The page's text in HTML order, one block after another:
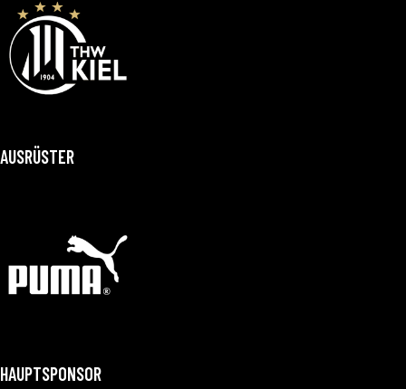
AUSRÜSTER
HAUPTSPONSOR